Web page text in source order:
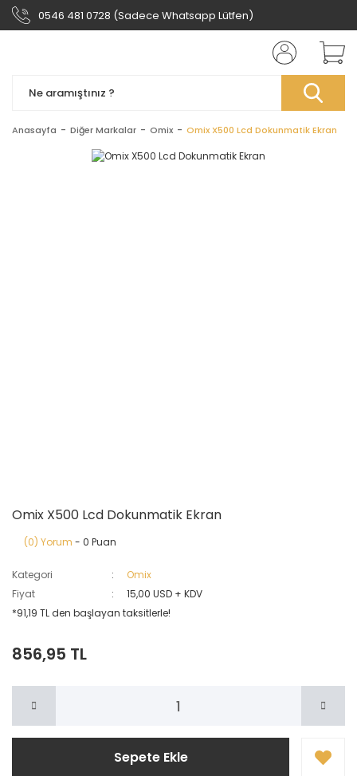
0546 481 0728 (Sadece Whatsapp Lütfen)
Anasayfa Diğer Markalar Omix Omix X500 Lcd Dokunmatik Ekran
Omix X500 Lcd Dokunmatik Ekran
(0) Yorum - 0 Puan
Kategori
Omix
Fiyat
15,00 USD + KDV
*91,19 TL den başlayan taksitlerle!
856,95 TL
Sepete Ekle